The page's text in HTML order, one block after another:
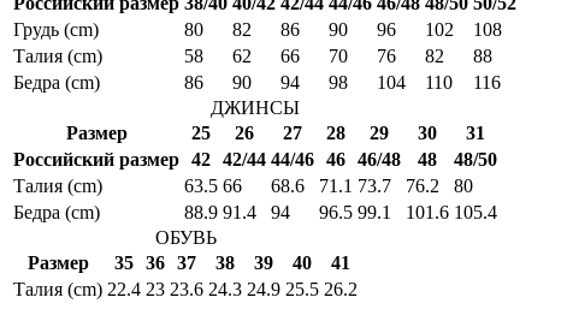
Грудь (cm)
80 82 86 90 96 102
108
Талия (cm)
58 62 66 70 76 82
88
Бедра (cm)
86 90 94 98 104 110
116
ДЖИНСЫ
Размер
25 26 27 28 29 30
31
Российский размер 42 42/44 44/46 46 46/48 48
48/50
Талия (cm)
63.5 66 68.6 71.1 73.7 76.2
80
Бедра (cm)
88.9 91.4 94 96.5 99.1 101.6 105.4
ОБУВЬ
Размер
35 36 37 38 39 40
41
Талия (cm) 22.4 23 23.6 24.3 24.9 25.5 26.2